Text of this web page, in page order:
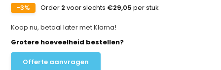
-3%
Order 2 voor slechts €29,05 per stuk
Koop nu, betaal later met Klarna!
Grotere hoeveelheid bestellen?
Offerte aanvragen